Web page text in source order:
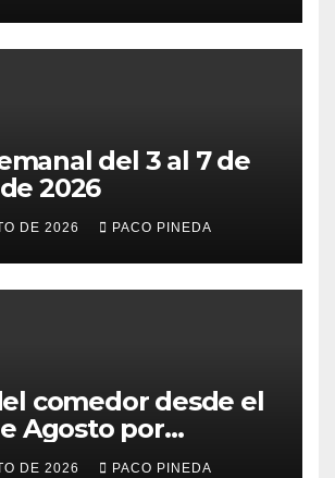
del 3 al 7 de
2026
DE 2026 PACO PINEDA
comedor desde el
Agosto por
DE 2026 PACO PINEDA